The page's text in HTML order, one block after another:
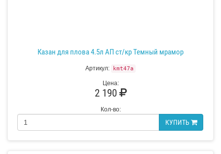
Казан для плова 4.5л АП ст/кр Темный мрамор
Артикул: kmt47a
Цена:
2 190
Кол-во:
КУПИТЬ